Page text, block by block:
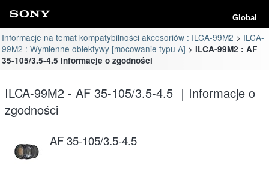
Global
Informacje na temat kompatybilności akcesoriów : ILCA-99M2
ILCA-
99M2 : Wymienne obiektywy [mocowanie typu A]
ILCA-99M2 : AF
35-105/3.5-4.5 Informacje o zgodności
ILCA-99M2 - AF 35-105/3.5-4.5 ｜Informacje o
zgodności
AF 35-105/3.5-4.5